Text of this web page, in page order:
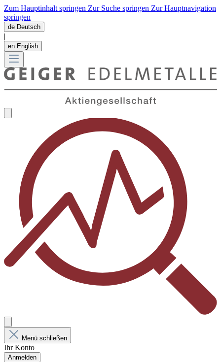
Zum Hauptinhalt springen Zur Suche springen Zur Hauptnavigation
springen
de Deutsch
|
en English
Menü schließen
Ihr Konto
Anmelden